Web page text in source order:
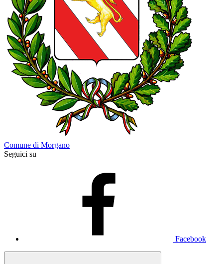
Comune di Morgano
Seguici su
Facebook